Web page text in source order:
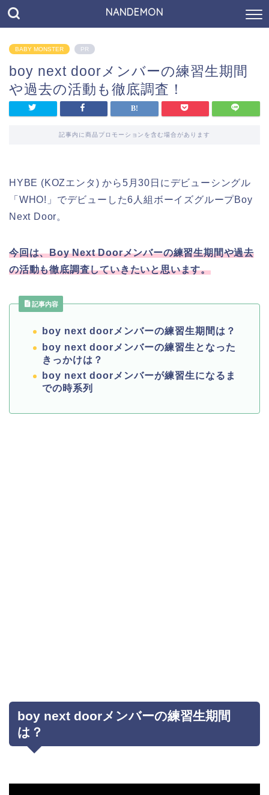
NANDEMON
BABY MONSTER PR
boy next doorメンバーの練習生期間
や過去の活動も徹底調査！
記事内に商品プロモーションを含む場合があります
HYBE (KOZエンタ) から5月30日にデビューシングル
「WHO!」でデビューした6人組ボーイズグループBoy
Next Door。
今回は、Boy Next Doorメンバーの練習生期間や過去
の活動も徹底調査していきたいと思います。
記事内容
boy next doorメンバーの練習生期間は？
boy next doorメンバーの練習生となった
きっかけは？
boy next doorメンバーが練習生になるま
での時系列
boy next doorメンバーの練習生期間
は？